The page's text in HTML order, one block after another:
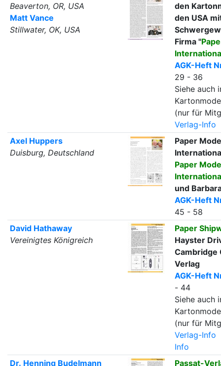
Beaverton, OR, USA
Matt Vance
Stillwater, OK, USA
den
den USA
Firma "
AGK-Heft
29 - 36
Siehe auch
(nur für
Verlag-Info
Axel Huppers
Duisburg, Deutschland
Paper
Paper
und
AGK-Heft
45 - 58
David Hathaway
Vereinigtes Königreich
Paper
Hayster
Cambridge
Verlag
AGK-Heft
- 44
Siehe auch
(nur für
Verlag-Info
Info
Dr. Henning Budelmann
Passat-